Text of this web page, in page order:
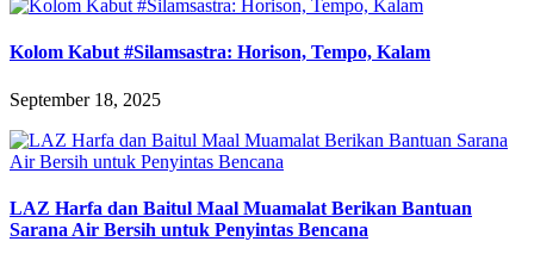
Kolom Kabut #Silamsastra: Horison, Tempo, Kalam
September 18, 2025
LAZ Harfa dan Baitul Maal Muamalat Berikan Bantuan
Sarana Air Bersih untuk Penyintas Bencana